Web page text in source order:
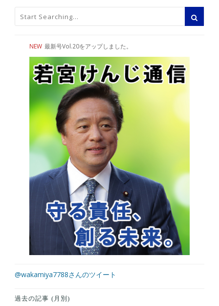
NEW 最新号Vol.20をアップしました。
@wakamiya7788さんのツイート
過去の記事 (月別)